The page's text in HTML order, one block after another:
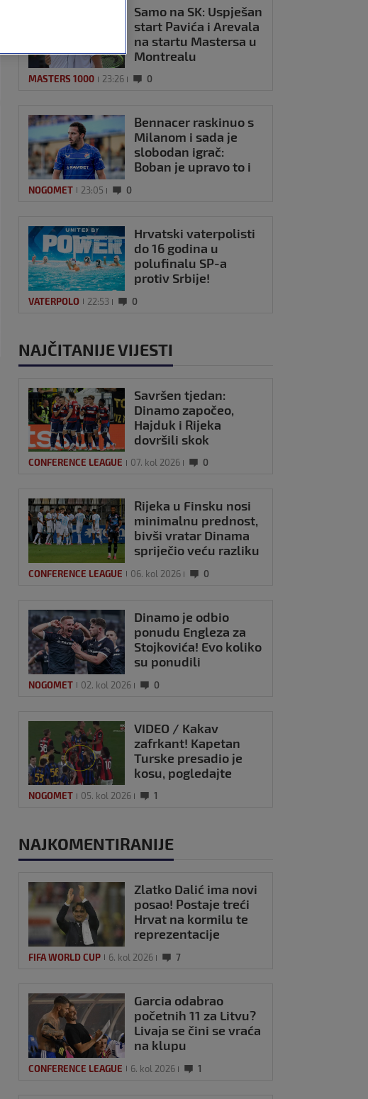
Samo na SK: Uspješan
start Pavića i Arevala
na startu Mastersa u
Montrealu
MASTERS 1000 23:26 0
Bennacer raskinuo s
Milanom i sada je
slobodan igrač:
Boban je upravo to i
NOGOMET 23:05 0
Hrvatski vaterpolisti
do 16 godina u
polufinalu SP-a
protiv Srbije!
VATERPOLO 22:53 0
NAJČITANIJE VIJESTI
Savršen tjedan:
Dinamo započeo,
Hajduk i Rijeka
dovršili skok
Uefe
CONFERENCE LEAGUE 07. kol 2026 0
Rijeka u Finsku nosi
minimalnu prednost,
bivši vratar Dinama
spriječio veću razliku
CONFERENCE LEAGUE 06. kol 2026 0
Dinamo je odbio
ponudu Engleza za
Stojkovića! Evo koliko
su ponudili
NOGOMET 02. kol 2026 0
VIDEO / Kakav
zafrkant! Kapetan
Turske presadio je
kosu, pogledajte
našalio s njim
NOGOMET 05. kol 2026 1
NAJKOMENTIRANIJE
Zlatko Dalić ima novi
posao! Postaje treći
Hrvat na kormilu te
reprezentacije
FIFA WORLD CUP 6. kol 2026 7
Garcia odabrao
početnih 11 za Litvu?
Livaja se čini se vraća
na klupu
CONFERENCE LEAGUE 6. kol 2026 1